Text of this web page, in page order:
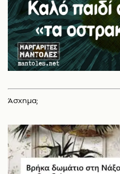
Άσχημα;